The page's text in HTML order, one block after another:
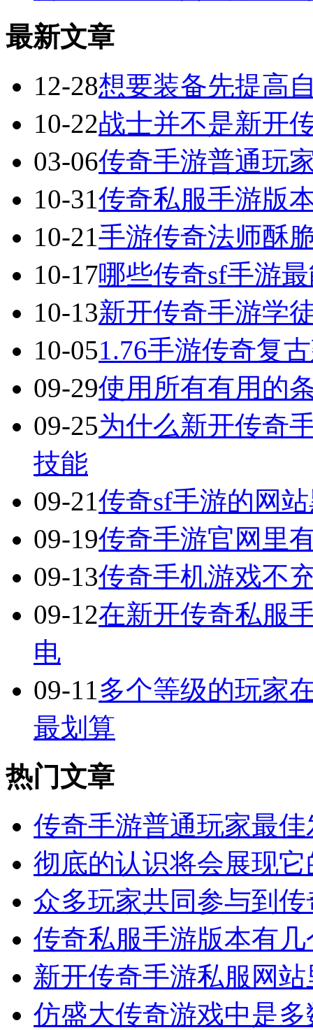
最新文章
12-28想要装备先提高
10-22战士并不是新开
03-06传奇手游普通玩
10-31传奇私服手游版
10-21手游传奇法师酥
10-17哪些传奇sf手游
10-13新开传奇手游学
10-051.76手游传奇复
09-29使用所有有用的
09-25为什么新开传奇
技能
09-21传奇sf手游的网
09-19传奇手游官网里
09-13传奇手机游戏不
09-12在新开传奇私服
电
09-11多个等级的玩家
最划算
热门文章
传奇手游普通玩家最
彻底的认识将会展现
众多玩家共同参与到
传奇私服手游版本有
新开传奇手游私服网
仿盛大传奇游戏中是